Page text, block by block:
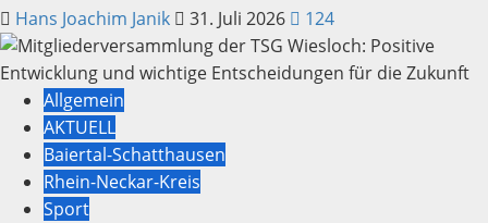
Hans Joachim Janik 31. Juli 2026 124
Allgemein
AKTUELL
Baiertal-Schatthausen
Rhein-Neckar-Kreis
Sport